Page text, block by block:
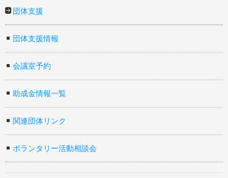
団体支援
団体支援情報
会議室予約
助成金情報一覧
関連団体リンク
ボランタリー活動相談会